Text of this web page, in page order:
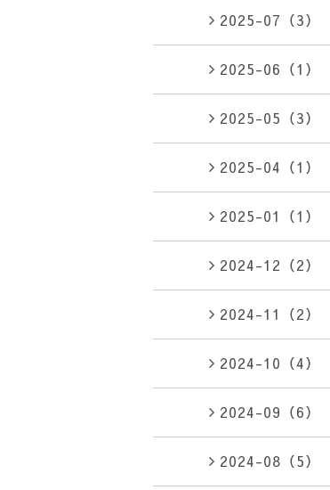
2025-07（3）
2025-06（1）
2025-05（3）
2025-04（1）
2025-01（1）
2024-12（2）
2024-11（2）
2024-10（4）
2024-09（6）
2024-08（5）